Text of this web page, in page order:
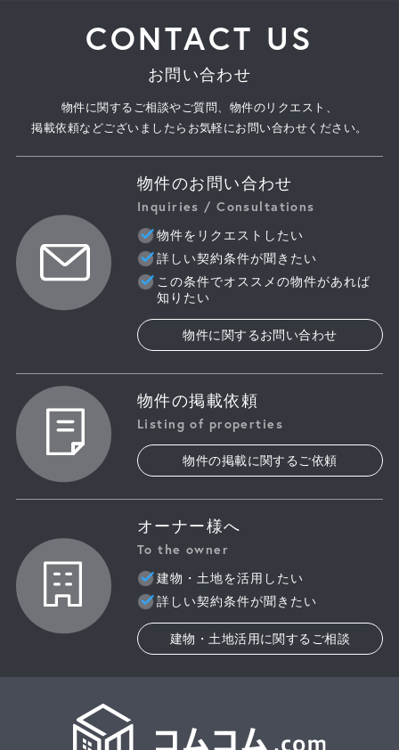
CONTACT US
お問い合わせ
物件に関するご相談やご質問、物件のリクエスト、
掲載依頼などございましたらお気軽にお問い合わせください。
物件のお問い合わせ
Inquiries / Consultations
物件をリクエストしたい
詳しい契約条件が聞きたい
この条件でオススメの物件があれば
知りたい
物件に関するお問い合わせ
物件の掲載依頼
Listing of properties
物件の掲載に関するご依頼
オーナー様へ
To the owner
建物・土地を活用したい
詳しい契約条件が聞きたい
建物・土地活用に関するご相談